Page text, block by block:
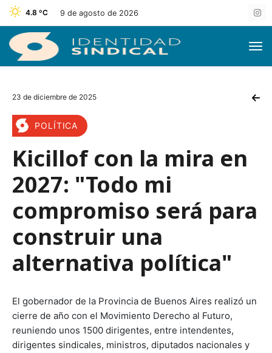
4.8 ºC 9 de agosto de 2026
23 de diciembre de 2025
POLÍTICA
Kicillof con la mira en
2027: "Todo mi
compromiso será para
construir una
alternativa política"
El gobernador de la Provincia de Buenos Aires realizó un
cierre de año con el Movimiento Derecho al Futuro,
reuniendo unos 1500 dirigentes, entre intendentes,
dirigentes sindicales, ministros, diputados nacionales y